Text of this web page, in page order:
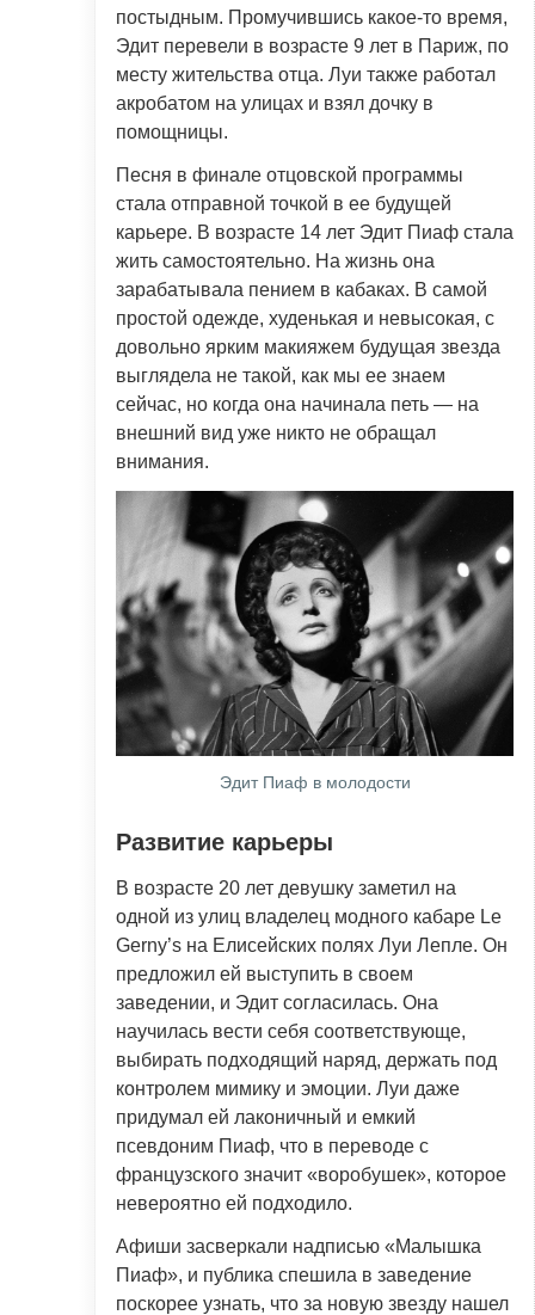
постыдным. Промучившись какое-то время,
Эдит перевели в возрасте 9 лет в Париж, по
месту жительства отца. Луи также работал
акробатом на улицах и взял дочку в
помощницы.
Песня в финале отцовской программы
стала отправной точкой в ее будущей
карьере. В возрасте 14 лет Эдит Пиаф стала
жить самостоятельно. На жизнь она
зарабатывала пением в кабаках. В самой
простой одежде, худенькая и невысокая, с
довольно ярким макияжем будущая звезда
выглядела не такой, как мы ее знаем
сейчас, но когда она начинала петь — на
внешний вид уже никто не обращал
внимания.
Эдит Пиаф в молодости
Развитие карьеры
В возрасте 20 лет девушку заметил на
одной из улиц владелец модного кабаре Le
Gerny’s на Елисейских полях Луи Лепле. Он
предложил ей выступить в своем
заведении, и Эдит согласилась. Она
научилась вести себя соответствующе,
выбирать подходящий наряд, держать под
контролем мимику и эмоции. Луи даже
придумал ей лаконичный и емкий
псевдоним Пиаф, что в переводе с
французского значит «воробушек», которое
невероятно ей подходило.
Афиши засверкали надписью «Малышка
Пиаф», и публика спешила в заведение
поскорее узнать, что за новую звезду нашел